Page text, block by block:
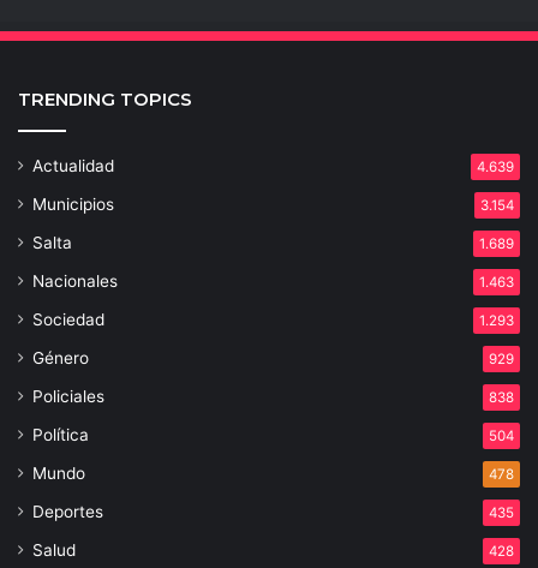
TRENDING TOPICS
Actualidad 4.639
Municipios 3.154
Salta 1.689
Nacionales 1.463
Sociedad 1.293
Género 929
Policiales 838
Política 504
Mundo 478
Deportes 435
Salud 428